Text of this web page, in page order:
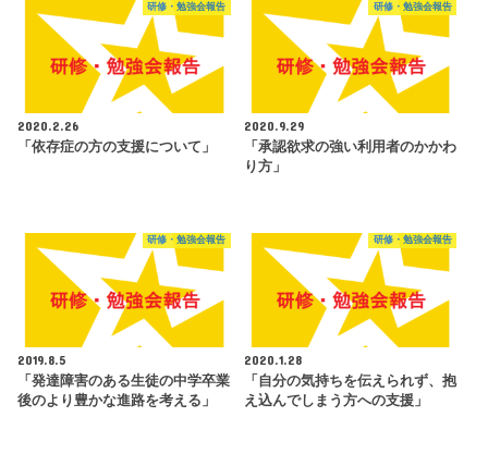
研修・勉強会報告
2020.2.26
「依存症の方の支援について」
研修・勉強会報告
2020.9.29
「承認欲求の強い利用者のかかわ
り方」
研修・勉強会報告
2019.8.5
「発達障害のある生徒の中学卒業
後のより豊かな進路を考える」
研修・勉強会報告
2020.1.28
「自分の気持ちを伝えられず、抱
え込んでしまう方への支援」